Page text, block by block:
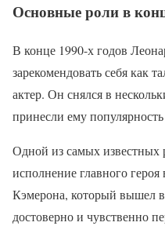
Основные роли в
В конце 1990-х годов
зарекомендовать себя как
актер. Он снялся в
принесли ему
Одной из самых известных
исполнение главного
Кэмерона, который вышел
достоверно и чувственно